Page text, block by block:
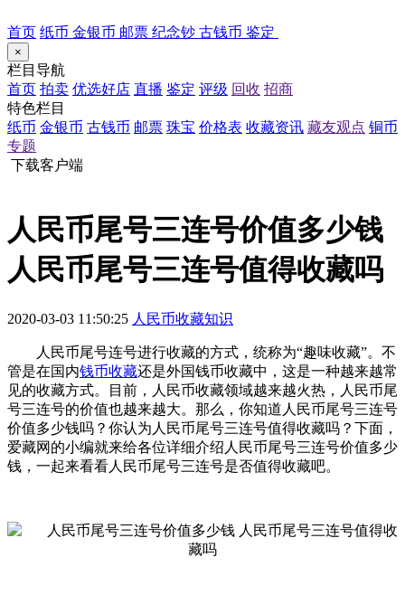
首页 纸币 金银币 邮票 纪念钞 古钱币 鉴定
×
栏目导航
首页 拍卖 优选好店 直播 鉴定 评级 回收 招商
特色栏目
纸币 金银币 古钱币 邮票 珠宝 价格表 收藏资讯 藏友观点 铜币
专题
下载客户端
人民币尾号三连号价值多少钱
人民币尾号三连号值得收藏吗
2020-03-03 11:50:25 人民币收藏知识
人民币尾号连号进行收藏的方式，统称为“趣味收藏”。不
管是在国内钱币收藏还是外国钱币收藏中，这是一种越来越常
见的收藏方式。目前，人民币收藏领域越来越火热，人民币尾
号三连号的价值也越来越大。 那么，你知道 人民币尾号三连号
价值多少钱吗？你认为 人民币尾号三连号值得收藏吗？下面，
爱藏网的小编就来给各位详细介绍 人民币尾号三连号价值多少
钱，一起来看看人民币尾号三连号是否值得收藏吧。